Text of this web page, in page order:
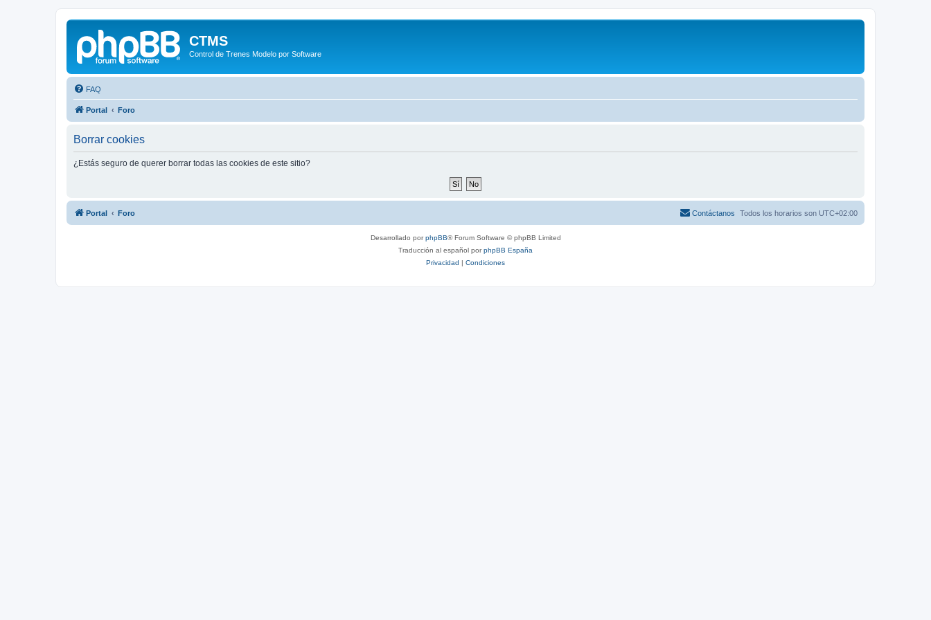
CTMS
Control de Trenes Modelo por Software
FAQ
Portal Foro
Borrar cookies
¿Estás seguro de querer borrar todas las cookies de este sitio?
Portal Foro Todos los horarios son UTC+02:00
Contáctanos
Desarrollado porphpBB® Forum Software © phpBB Limited
Traducción al español porphpBB España
Privacidad | Condiciones